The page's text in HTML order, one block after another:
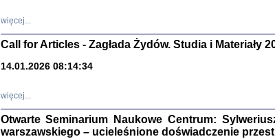
więcej...
Call for Articles - Zagłada Żydów. Studia i Materiały
14.01.2026 08:14:34
więcej...
Otwarte Seminarium Naukowe Centrum:
warszawskiego – ucieleśnione doświadczenie